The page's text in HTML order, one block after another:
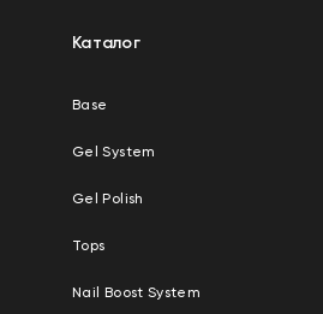
Каталог
Base
Gel System
Gel Polish
Tops
Nail Boost System